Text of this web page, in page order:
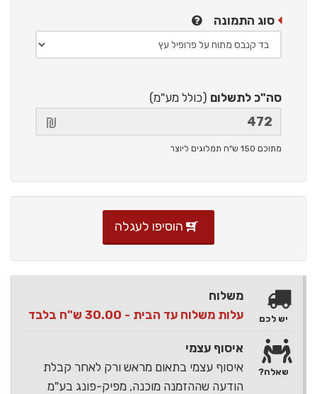
סוג התמונה
סה"כ לתשלום (כולל מע"מ)
מתוכם 150 ש"ח תמלוגים ליוצר
הוסיפו לעגלה
משלוח
עלות משלוח עד הבית - 30.00 ש"ח בלבד
איסוף עצמי
איסוף עצמי בתאום מראש ורק לאחר קבלת
הודעה שההזמנה מוכנה, מפיק-פונג בע"מ
יש לכם
שאלה?